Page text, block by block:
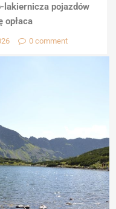
lakiernicza pojazdów
opłaca
0 comment